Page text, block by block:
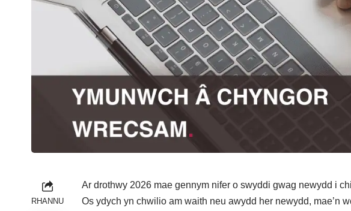
RHANNU
Ar drothwy 2026 mae gennym nifer o swyddi gwag newydd i
Os ydych yn chwilio am waith neu awydd her newydd, mae’n